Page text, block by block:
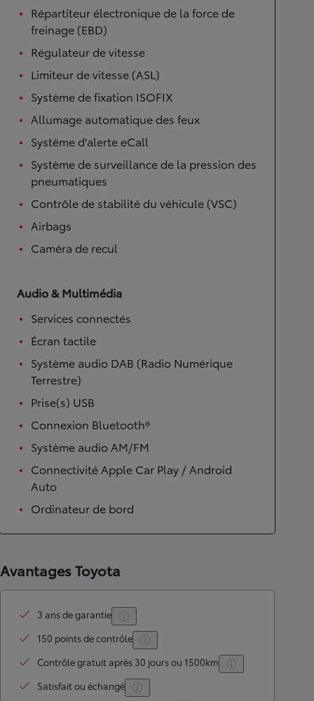
Répartiteur électronique de la force de
freinage (EBD)
Régulateur de vitesse
Limiteur de vitesse (ASL)
Système de fixation ISOFIX
Allumage automatique des feux
Système d'alerte eCall
Système de surveillance de la pression des
pneumatiques
Contrôle de stabilité du véhicule (VSC)
Airbags
Caméra de recul
Audio & Multimédia
Services connectés
Écran tactile
Système audio DAB (Radio Numérique
Terrestre)
Prise(s) USB
Connexion Bluetooth®
Système audio AM/FM
Connectivité Apple Car Play / Android
Auto
Ordinateur de bord
Avantages Toyota
3 ans de garantie
150 points de contrôle
Contrôle gratuit après 30 jours ou 1500km
Satisfait ou échangé